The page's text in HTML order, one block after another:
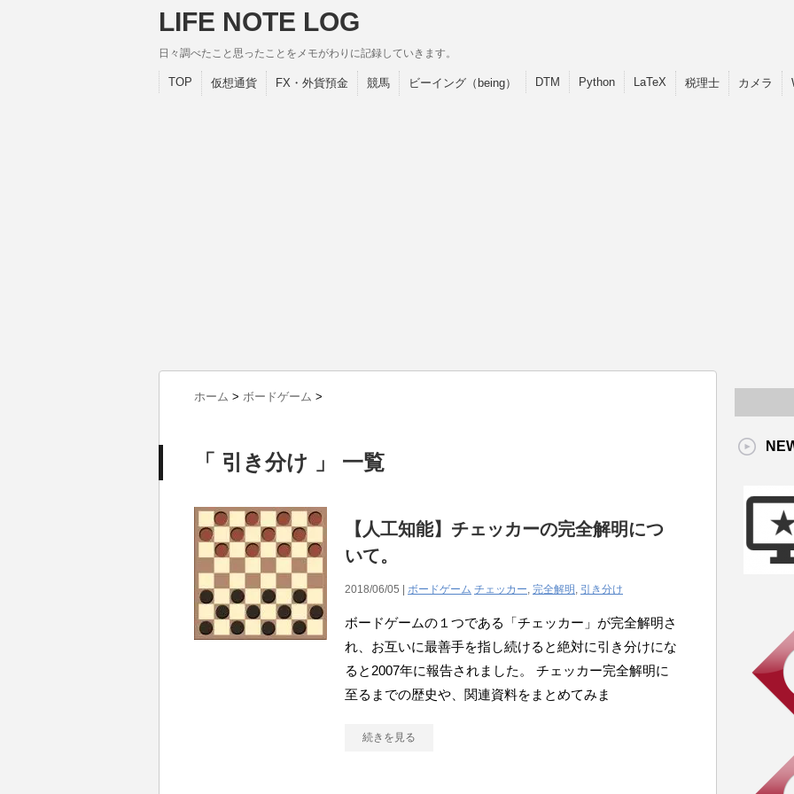
LIFE NOTE LOG
日々調べたこと思ったことをメモがわりに記録していきます。
TOP 仮想通貨 FX・外貨預金 競馬 ビーイング（being） DTM Python LaTeX 税理士 カメラ
ホーム > ボードゲーム >
「 引き分け 」 一覧
【人工知能】チェッカーの完全解明につ
いて。
2018/06/05 | ボードゲーム チェッカー, 完全解明 , 引き分け
ボードゲームの１つである「チェッカー」が完全解明さ
れ、お互いに最善手を指し続けると絶対に引き分けにな
ると2007年に報告されました。 チェッカー完全解明に
至るまでの歴史や、関連資料をまとめてみま
続きを見る